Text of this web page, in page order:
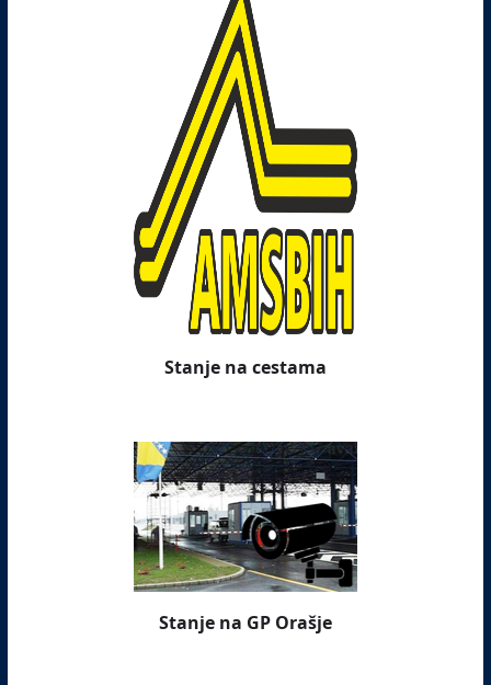
Stanje na cestama
Stanje na GP Orašje